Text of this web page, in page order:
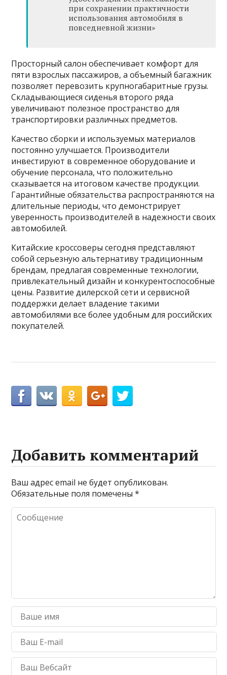
при сохранении практичности
использования автомобиля в
повседневной жизни»
Просторный салон обеспечивает комфорт для
пяти взрослых пассажиров, а объемный багажник
позволяет перевозить крупногабаритные грузы.
Складывающиеся сиденья второго ряда
увеличивают полезное пространство для
транспортировки различных предметов.
Качество сборки и используемых материалов
постоянно улучшается. Производители
инвестируют в современное оборудование и
обучение персонала, что положительно
сказывается на итоговом качестве продукции.
Гарантийные обязательства распространяются на
длительные периоды, что демонстрирует
уверенность производителей в надежности своих
автомобилей.
Китайские кроссоверы сегодня представляют
собой серьезную альтернативу традиционным
брендам, предлагая современные технологии,
привлекательный дизайн и конкурентоспособные
цены. Развитие дилерской сети и сервисной
поддержки делает владение такими
автомобилями все более удобным для российских
покупателей.
Добавить комментарий
Ваш адрес email не будет опубликован.
Обязательные поля помечены*